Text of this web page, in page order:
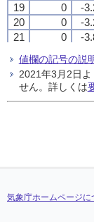
19
0 -
20
0 -
21
0 -
23
0 -
24
0 -
19
0 -
20
0 -
21
0 -
23
0 -
24
0 -
19
0 -
20
0 -
21
0 -
23
0 -
24
0 -
19
0 -
20
0 -
21
0 -
23
0 -
24
0 -
値欄の記号の説
2021年3月2日
せん。詳しくは
気象庁ホームページに